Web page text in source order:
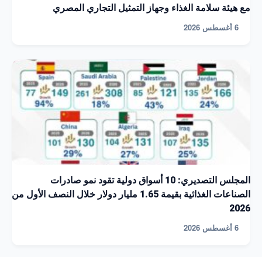
مع هيئة سلامة الغذاء وجهاز التمثيل التجاري المصري
6 أغسطس 2026
المجلس التصديري: 10 أسواق دولية تقود نمو صادرات
الصناعات الغذائية بقيمة 1.65 مليار دولار خلال النصف الأول من
2026
6 أغسطس 2026